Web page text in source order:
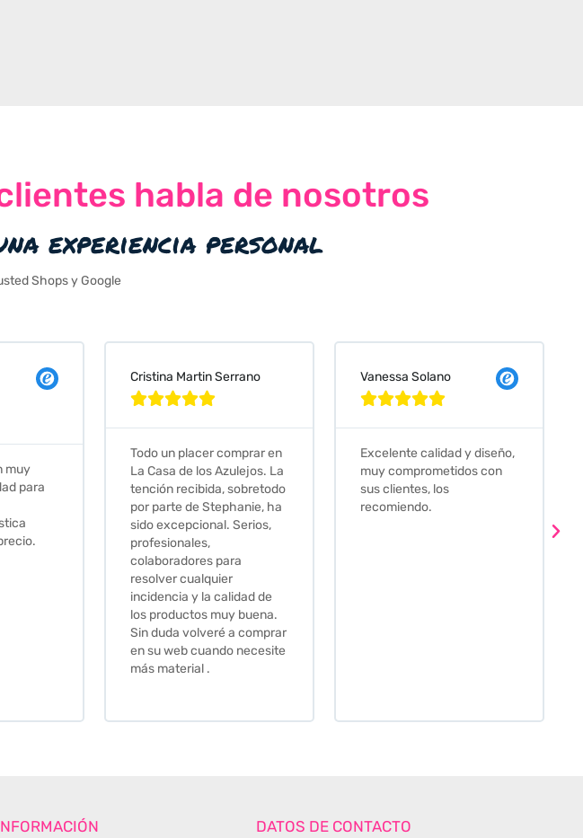
habla de nosotros
experiencia personal
Shops y Google
La
ha
Vanessa Solano

Excelente calidad y diseño,
muy comprometidos con
sus clientes, los
recomiendo.
Judit Bonet Pardell

Que decir, si teneis que
comprar alguna baldosa
este és el sitio indicado! Yo
pedi una muestra y me
DATOS DE CONTACTO